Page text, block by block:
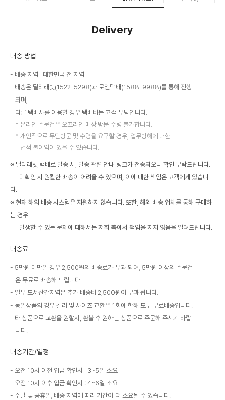
Delivery
배송 방법
배송 지역 : 대한민국 전 지역
배송은 딜리래빗(1522-5298)과 로젠택배(1588-9988)를 통해 진행
되며,
다른 택배사를 이용할 경우 택배비는 고객 부담입니다.
온라인 주문건은 오프라인 매장 방문 수령 불가합니다.
개인적으로 무단방문 및 수령을 요구할 경우, 업무방해에 대한
법적 불이익이 있을 수 있습니다.
※ 딜리래빗 택배로 발송 시, 발송 관련 안내 링크가 전송되오니 확인 부탁드립니다.
미확인 시 원활한 배송이 어려울 수 있으며, 이에 대한 책임은 고객에게 있습니
다.
※ 현재 해외 배송 시스템은 지원하지 않습니다. 또한, 해외 배송 업체를 통해 구매하
는 경우
발생할 수 있는 문제에 대해서는 저희 측에서 책임을 지지 않음을 알려드립니다.
배송료
5만원 미만일 경우 2,500원의 배송료가 부과 되며, 5만원 이상의 주문건
은 무료로 배송해 드립니다.
일부 도서산간지역은 추가 배송비 2,500원이 부과 됩니다.
동일상품의 경우 컬러 및 사이즈 교환은 1회에 한해 모두 무료배송입니다.
타 상품으로 교환을 원할시, 환불 후 원하는 상품으로 주문해 주시기 바랍
니다.
배송기간/일정
오전 10시 이전 입금 확인시 : 3~5일 소요
오전 10시 이후 입금 확인시 : 4~6일 소요
주말 및 공휴일, 배송 지역에 따라 기간이 더 소요될 수 있습니다.